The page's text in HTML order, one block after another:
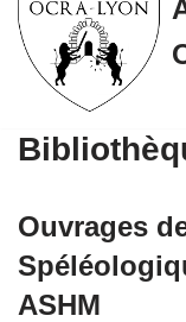
au
contenu
Ouvrages
ASHM